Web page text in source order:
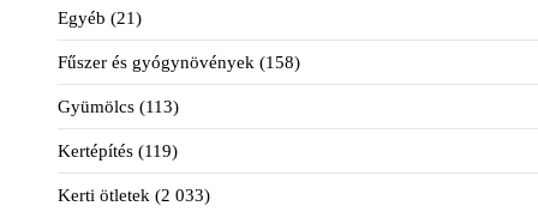
Egyéb (21)
Fűszer és gyógynövények (158)
Gyümölcs (113)
Kertépítés (119)
Kerti ötletek (2 033)